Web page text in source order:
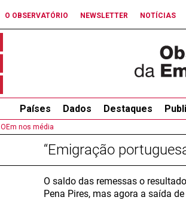
O OBSERVATÓRIO NEWSLETTER NOTÍCIAS
Países Dados Destaques
OEm nos média
“Emigração
O saldo das remessas o
Pena Pires, mas agora a saída